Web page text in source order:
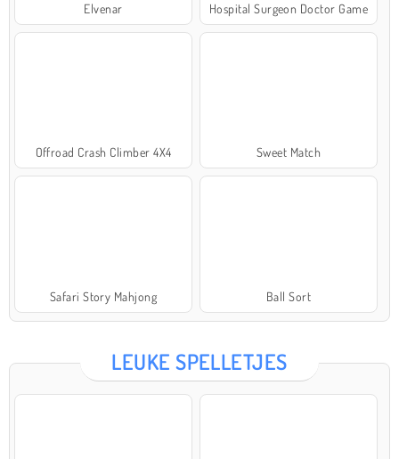
Elvenar Hospital Surgeon Doctor Game
Offroad Crash Climber 4X4 Sweet Match
Safari Story Mahjong Ball Sort
LEUKE SPELLETJES